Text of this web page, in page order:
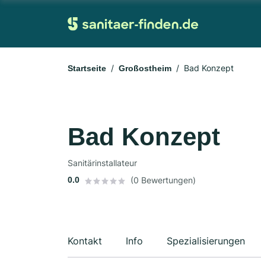
Startseite Großostheim Bad Konzept
Bad Konzept
Sanitärinstallateur
0.0 (0 Bewertungen)
Kontakt Info Spezialisierungen